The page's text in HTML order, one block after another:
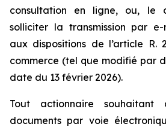
consultation en ligne, ou, le
solliciter la transmission par e-
aux dispositions de l’article R.
commerce (tel que modifié par
date du 13 février 2026).
Tout actionnaire souhaitant
documents par voie